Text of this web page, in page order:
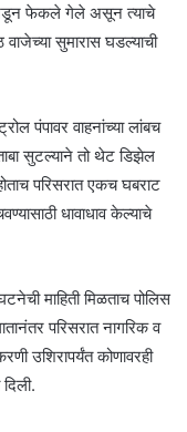
फेकले गेले असून त्याचे
सुमारास घडल्याची
पंपावर वाहनांच्या लांबच
सुटल्याने तो थेट डिझेल
परिसरात एकच घबराट
धावाधाव केल्याचे
माहिती मिळताच पोलिस
परिसरात नागरिक व
उशिरापर्यंत कोणावरही